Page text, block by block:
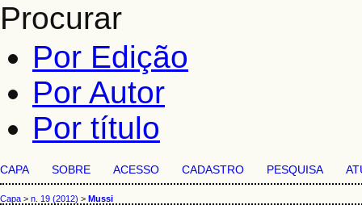
Procurar
Por Edição
Por Autor
Por título
CAPA SOBRE ACESSO CADASTRO PESQUISA
Capa > n. 19 (2012) > Mussi